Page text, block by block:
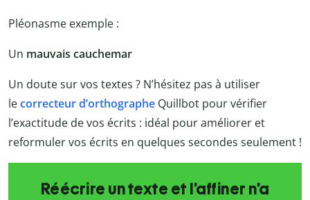
Pléonasme exemple :
Un mauvais cauchemar
Un doute sur vos textes ? N’hésitez pas à utiliser
lecorrecteur d’orthographe Quillbot pour vérifier
l’exactitude de vos écrits : idéal pour améliorer et
reformuler vos écrits en quelques secondes seulement !
Réécrire un texte et l’affiner n’a